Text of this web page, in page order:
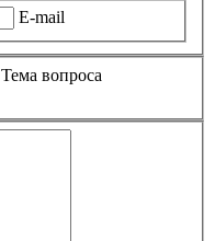
E-mail
Тема вопроса